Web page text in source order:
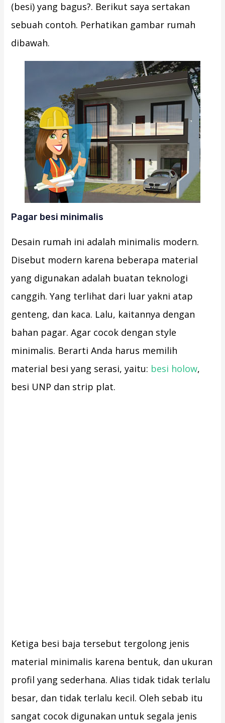
(besi) yang bagus?. Berikut saya sertakan
sebuah contoh. Perhatikan gambar rumah
dibawah.
Pagar besi minimalis
Desain rumah ini adalah minimalis modern.
Disebut modern karena beberapa material
yang digunakan adalah buatan teknologi
canggih. Yang terlihat dari luar yakni atap
genteng, dan kaca. Lalu, kaitannya dengan
bahan pagar. Agar cocok dengan style
minimalis. Berarti Anda harus memilih
material besi yang serasi, yaitu: besi holow,
besi UNP dan strip plat.
Ketiga besi baja tersebut tergolong jenis
material minimalis karena bentuk, dan ukuran
profil yang sederhana. Alias tidak tidak terlalu
besar, dan tidak terlalu kecil. Oleh sebab itu
sangat cocok digunakan untuk segala jenis